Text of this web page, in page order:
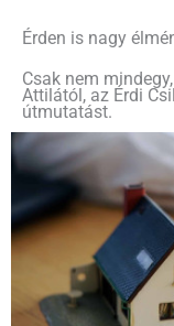
Érden is nagy
Csak nem
Attilától, az Érdi
útmutatást.